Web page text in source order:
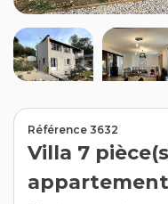
Extranet
Estimation
Avis clients
Référence 3632
Villa 7